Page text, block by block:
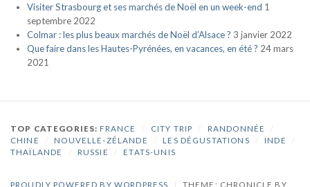
Visiter Strasbourg et ses marchés de Noël en un week-end 1
septembre 2022
Colmar : les plus beaux marchés de Noël d’Alsace ? 3 janvier 2022
Que faire dans les Hautes-Pyrénées, en vacances, en été ? 24 mars
2021
TOP CATEGORIES:FRANCE CITY TRIP RANDONNÉE
CHINE
NOUVELLE-ZÉLANDE LES DÉGUSTATIONS INDE
THAÏLANDE
RUSSIE ETATS-UNIS
PROUDLY POWERED BY WORDPRESS THEME: CHRONICLE BY